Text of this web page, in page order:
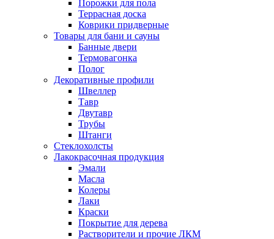
Порожки для пола
Террасная доска
Коврики придверные
Товары для бани и сауны
Банные двери
Термовагонка
Полог
Декоративные профили
Швеллер
Тавр
Двутавр
Трубы
Штанги
Стеклохолсты
Лакокрасочная продукция
Эмали
Масла
Колеры
Лаки
Краски
Покрытие для дерева
Растворители и прочие ЛКМ